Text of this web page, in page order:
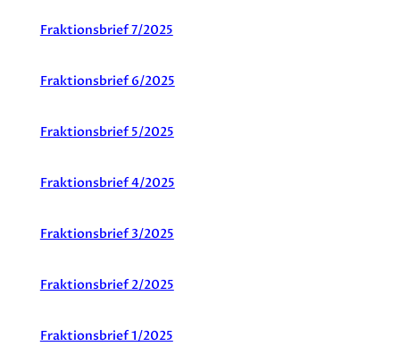
Fraktionsbrief 7/2025
Fraktionsbrief 6/2025
Fraktionsbrief 5/2025
Fraktionsbrief 4/2025
Fraktionsbrief 3/2025
Fraktionsbrief 2/2025
Fraktionsbrief 1/2025